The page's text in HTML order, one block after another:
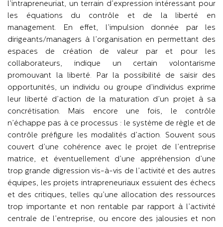
l’intrapreneuriat, un terrain d’expression intéressant pour
les équations du contrôle et de la liberté en
management. En effet, l’impulsion donnée par les
dirigeants/managers à l’organisation en permettant des
espaces de création de valeur par et pour les
collaborateurs, indique un certain volontarisme
promouvant la liberté. Par la possibilité de saisir des
opportunités, un individu ou groupe d’individus exprime
leur liberté d’action de la maturation d’un projet à sa
concrétisation. Mais encore une fois, le contrôle
n’échappe pas à ce processus : le système de règle et de
contrôle préfigure les modalités d’action. Souvent sous
couvert d’une cohérence avec le projet de l’entreprise
matrice, et éventuellement d’une appréhension d’une
trop grande digression vis-à-vis de l’activité et des autres
équipes, les projets intrapreneuriaux essuient des échecs
et des critiques, telles qu’une allocation des ressources
trop importante et non rentable par rapport à l’activité
centrale de l’entreprise, ou encore des jalousies et non